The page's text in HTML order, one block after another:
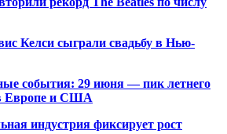
Келси сыграли свадьбу в Нью-
события: 29 июня — пик летнего
в Европе и США
индустрия фиксирует рост